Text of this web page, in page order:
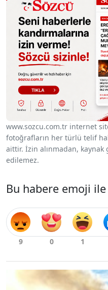
www.sozcu.com.tr internet
fotoğrafların her türlü telif
aittir. İzin alınmadan,
edilemez.
Bu habere emoji